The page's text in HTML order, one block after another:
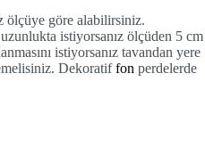
ölçüye göre alabilirsiniz.
istiyorsanız ölçüden 5 cm
istiyorsanız tavandan yere
Dekoratiffon perdelerde